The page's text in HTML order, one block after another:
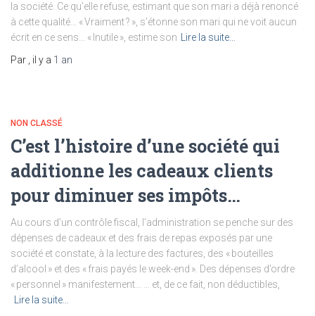
la société. Ce qu’elle refuse, estimant que son mari a déjà renoncé
à cette qualité… « Vraiment ? », s’étonne son mari qui ne voit aucun
écrit en ce sens… « Inutile », estime son
Lire la suite…
Par
, il y a 1 an
NON CLASSÉ
C’est l’histoire d’une société qui
additionne les cadeaux clients
pour diminuer ses impôts…
Au cours d’un contrôle fiscal, l’administration se penche sur des
dépenses de cadeaux et des frais de repas exposés par une
société et constate, à la lecture des factures, des « bouteilles
d’alcool » et des « frais payés le week-end ». Des dépenses d’ordre
« personnel » manifestement… … et, de ce fait, non déductibles,
Lire la suite…